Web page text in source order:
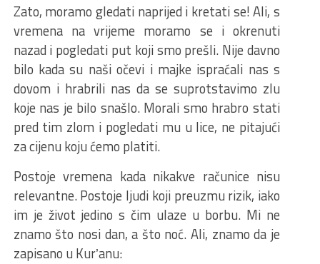
Zato, moramo gledati naprijed i kretati se! Ali, s
vremena na vrijeme moramo se i okrenuti
nazad i pogledati put koji smo prešli. Nije davno
bilo kada su naši očevi i majke ispraćali nas s
dovom i hrabrili nas da se suprotstavimo zlu
koje nas je bilo snašlo. Morali smo hrabro stati
pred tim zlom i pogledati mu u lice, ne pitajući
za cijenu koju ćemo platiti.
Postoje vremena kada nikakve računice nisu
relevantne. Postoje ljudi koji preuzmu rizik, iako
im je život jedino s čim ulaze u borbu. Mi ne
znamo što nosi dan, a što noć. Ali, znamo da je
zapisano u Kurʼanu: